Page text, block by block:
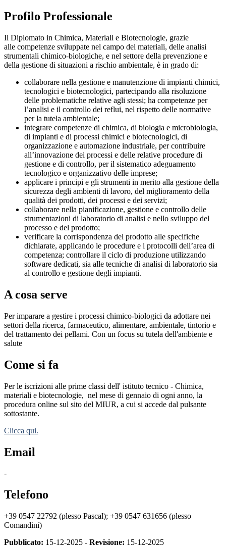
Profilo Professionale
Il Diplomato in Chimica, Materiali e Biotecnologie, grazie
alle competenze sviluppate nel campo dei materiali, delle analisi
strumentali chimico-biologiche, e nel settore della prevenzione e
della gestione di situazioni a rischio ambientale, è in grado di:
collaborare nella gestione e manutenzione di impianti chimici,
tecnologici e biotecnologici, partecipando alla risoluzione
delle problematiche relative agli stessi; ha competenze per
l’analisi e il controllo dei reflui, nel rispetto delle normative
per la tutela ambientale;
integrare competenze di chimica, di biologia e microbiologia,
di impianti e di processi chimici e biotecnologici, di
organizzazione e automazione industriale, per contribuire
all’innovazione dei processi e delle relative procedure di
gestione e di controllo, per il sistematico adeguamento
tecnologico e organizzativo delle imprese;
applicare i principi e gli strumenti in merito alla gestione della
sicurezza degli ambienti di lavoro, del miglioramento della
qualità dei prodotti, dei processi e dei servizi;
collaborare nella pianificazione, gestione e controllo delle
strumentazioni di laboratorio di analisi e nello sviluppo del
processo e del prodotto;
verificare la corrispondenza del prodotto alle specifiche
dichiarate, applicando le procedure e i protocolli dell’area di
competenza; controllare il ciclo di produzione utilizzando
software dedicati, sia alle tecniche di analisi di laboratorio sia
al controllo e gestione degli impianti.
A cosa serve
Per imparare a gestire i processi chimico-biologici da adottare nei
settori della ricerca, farmaceutico, alimentare, ambientale, tintorio e
del trattamento dei pellami. Con un focus su tutela dell'ambiente e
salute
Come si fa
Per le iscrizioni alle prime classi dell' istituto tecnico - Chimica,
materiali e biotecnologie, nel mese di gennaio di ogni anno, la
procedura online sul sito del MIUR, a cui si accede dal pulsante
sottostante.
Clicca qui.
Email
-
Telefono
+39 0547 22792 (plesso Pascal); +39 0547 631656 (plesso
Comandini)
Pubblicato: 15-12-2025 - Revisione: 15-12-2025